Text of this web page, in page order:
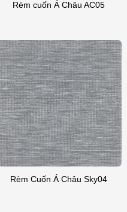
Rèm cuốn Á Châu AC05
Rèm Cuốn Á Châu Sky04